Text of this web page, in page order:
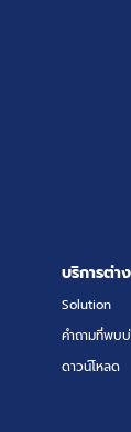
บริการต่า
Solution
คำถามที่พบ
ดาวน์โหลด